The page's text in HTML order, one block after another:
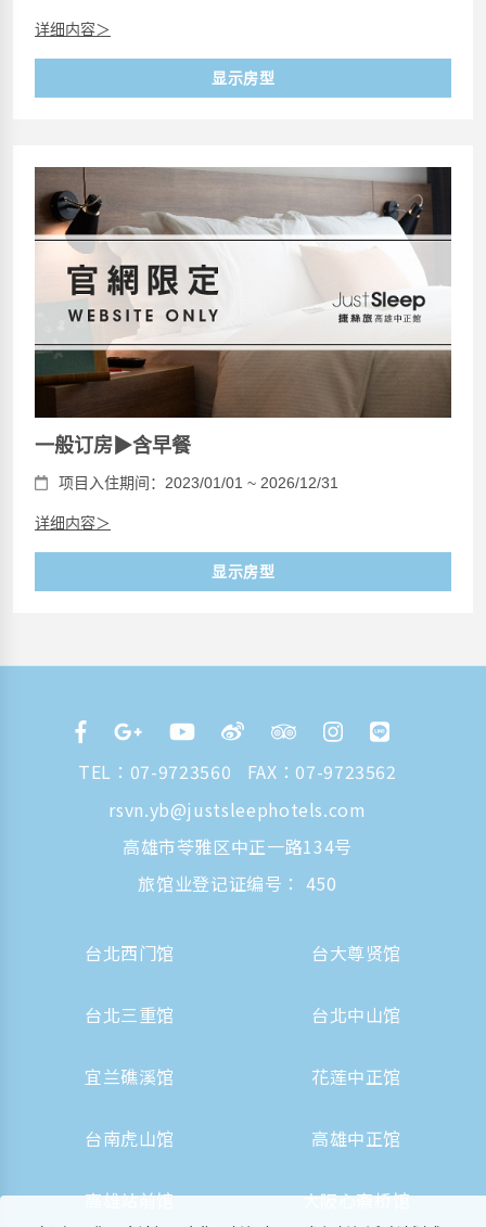
详细内容＞
显示房型
一般订房▶含早餐
项目入住期间：2023/01/01 ~ 2026/12/31
详细内容＞
显示房型
TEL： 07-9723560
FAX：07-9723562
rsvn.yb@justsleephotels.com
高雄市苓雅区中正一路134号
旅馆业登记证编号： 450
台北西门馆 台大尊贤馆
台北三重馆 台北中山馆
宜兰礁溪馆 花莲中正馆
台南虎山馆 高雄中正馆
高雄站前馆 大阪心斋桥馆